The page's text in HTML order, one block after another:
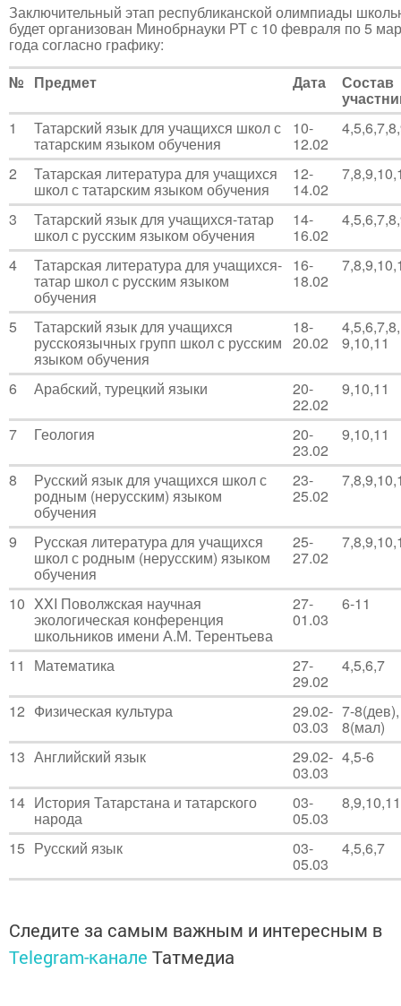
Заключительный этап республиканской олимпиады
будет организован Минобрнауки РТ с 10 февраля по 5
года согласно графику:
№ Предмет Дата Состав
1
Татарский язык для учащихся школ с
татарским языком обучения
10-
12.02
2 Татарская литература для учащихся
школ с татарским языком обучения
12-
14.02
3 Татарский язык для учащихся-татар
школ с русским языком обучения
14-
16.02
4 Татарская литература для учащихся-
татар школ с русским языком
обучения
16-
18.02
5 Татарский язык для учащихся
русскоязычных групп школ с русским
языком обучения
18-
20.02
4,5,6,7,8,
9,10,11
6 Арабский, турецкий языки 20-
22.02
9,10,11
7 Геология 20-
23.02
9,10,11
8 Русский язык для учащихся школ с
родным (нерусским) языком
обучения
23-
25.02
9 Русская литература для учащихся
школ с родным (нерусским) языком
обучения
25-
27.02
10 XXI Поволжская научная
экологическая конференция
школьников имени А.М. Терентьева
27-
01.03
6-11
11 Математика 27-
29.02
4,5,6,7
12 Физическая культура 29.02-
03.03
7-
8(мал)
13 Английский язык 29.02-
03.03
4,5-6
14 История Татарстана и татарского
народа
03-
05.03
8,9,10,11
15 Русский язык 03-
05.03
4,5,6,7
Следите за самым важным и интересным в
Telegram-канале Татмедиа